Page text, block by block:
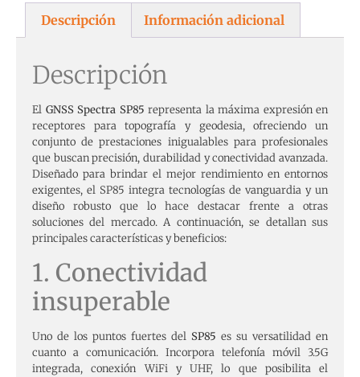
Descripción Información adicional
Descripción
El GNSS Spectra SP85 representa la máxima expresión en
receptores para topografía y geodesia, ofreciendo un
conjunto de prestaciones inigualables para profesionales
que buscan precisión, durabilidad y conectividad avanzada.
Diseñado para brindar el mejor rendimiento en entornos
exigentes, el SP85 integra tecnologías de vanguardia y un
diseño robusto que lo hace destacar frente a otras
soluciones del mercado. A continuación, se detallan sus
principales características y beneficios:
1. Conectividad
insuperable
Uno de los puntos fuertes del SP85 es su versatilidad en
cuanto a comunicación. Incorpora telefonía móvil 3.5G
integrada, conexión WiFi y UHF, lo que posibilita el